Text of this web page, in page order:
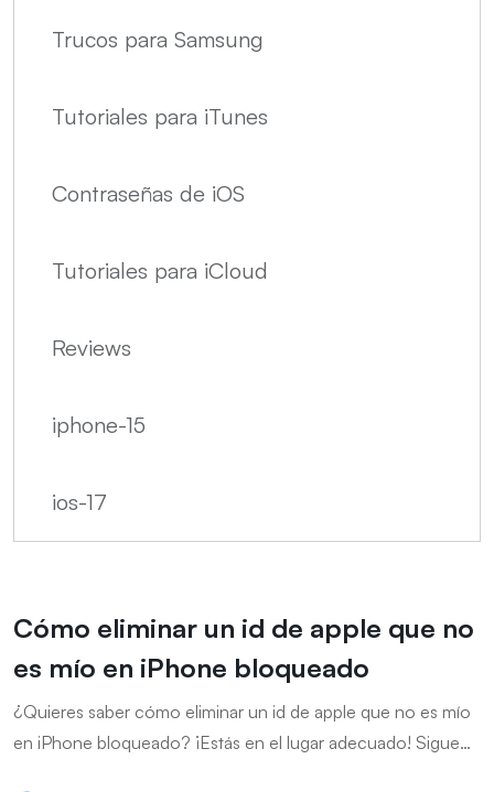
Trucos para Samsung
Tutoriales para iTunes
Contraseñas de iOS
Tutoriales para iCloud
Reviews
iphone-15
ios-17
Cómo eliminar un id de apple que no
es mío en iPhone bloqueado
¿Quieres saber cómo eliminar un id de apple que no es mío
en iPhone bloqueado? ¡Estás en el lugar adecuado! Sigue